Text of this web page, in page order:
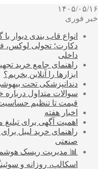
۱۴۰۵/۰۵/۱۶
خبر فوری
انواع قاب بندی دیوار
دکارت؛ تحولی لوکس،
داخلی
راهنمای جامع خرید
ابزارها را آنلاین بخریم؟
دندانپزشکی تحت
سوالات متداول
قیمت تا تنظیم
اخبار هفته
اهمیت آگهی برای
راهنمای خرید لیبل
صنعتی
📊 مدیریت ریسک
اسکالپ، روزانه و